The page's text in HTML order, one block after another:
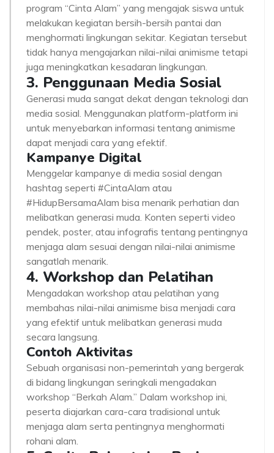
program “Cinta Alam” yang mengajak siswa untuk
melakukan kegiatan bersih-bersih pantai dan
menghormati lingkungan sekitar. Kegiatan tersebut
tidak hanya mengajarkan nilai-nilai animisme tetapi
juga meningkatkan kesadaran lingkungan.
3. Penggunaan Media Sosial
Generasi muda sangat dekat dengan teknologi dan
media sosial. Menggunakan platform-platform ini
untuk menyebarkan informasi tentang animisme
dapat menjadi cara yang efektif.
Kampanye Digital
Menggelar kampanye di media sosial dengan
hashtag seperti #CintaAlam atau
#HidupBersamaAlam bisa menarik perhatian dan
melibatkan generasi muda. Konten seperti video
pendek, poster, atau infografis tentang pentingnya
menjaga alam sesuai dengan nilai-nilai animisme
sangatlah menarik.
4. Workshop dan Pelatihan
Mengadakan workshop atau pelatihan yang
membahas nilai-nilai animisme bisa menjadi cara
yang efektif untuk melibatkan generasi muda
secara langsung.
Contoh Aktivitas
Sebuah organisasi non-pemerintah yang bergerak
di bidang lingkungan seringkali mengadakan
workshop “Berkah Alam.” Dalam workshop ini,
peserta diajarkan cara-cara tradisional untuk
menjaga alam serta pentingnya menghormati
rohani alam.